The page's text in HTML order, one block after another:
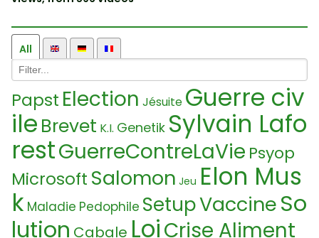
All
Papst Election Jésuite Guerre civ
ile Brevet K.I. Genetik Sylvain Lafo
restGuerreContreLaVie Psyop
Microsoft Salomon Jeu Elon Mus
k Maladie Pedophile SetupVaccineSo
lution Cabale LoiCrise Aliment